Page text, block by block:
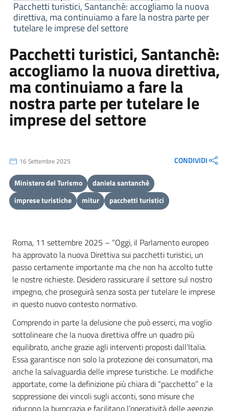
Pacchetti turistici, Santanchè: accogliamo la nuova
direttiva, ma continuiamo a fare la nostra parte per
tutelare le imprese del settore
Pacchetti turistici, Santanchè:
accogliamo la nuova direttiva,
ma continuiamo a fare la
nostra parte per tutelare le
imprese del settore
16 Settembre 2025 CONDIVIDI
Ministero del Turismo
daniela santanchè
imprese turistiche
mitur pacchetti turistici
Roma, 11 settembre 2025 – “Oggi, il Parlamento europeo
ha approvato la nuova Direttiva sui pacchetti turistici, un
passo certamente importante ma che non ha accolto tutte
le nostre richieste. Desidero rassicurare il settore sul nostro
impegno, che proseguirà senza sosta per tutelare le imprese
in questo nuovo contesto normativo.
Comprendo in parte la delusione che può esserci, ma voglio
sottolineare che la nuova direttiva offre un quadro più
equilibrato, anche grazie agli interventi proposti dall’Italia.
Essa garantisce non solo la protezione dei consumatori, ma
anche la salvaguardia delle imprese turistiche. Le modifiche
apportate, come la definizione più chiara di “pacchetto” e la
soppressione dei vincoli sugli acconti, sono misure che
riducono la burocrazia e facilitano l’operatività delle agenzie.